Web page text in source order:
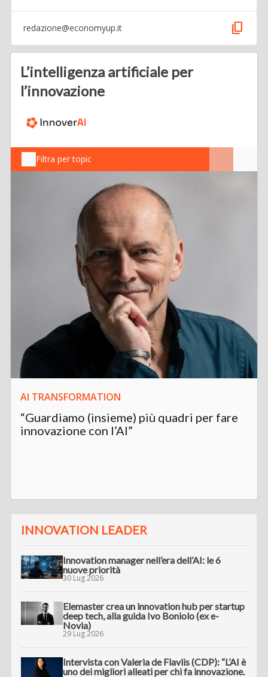
redazione@economyup.it content_copy
L’intelligenza artificiale per
l’innovazione
Filtra per topic
AI TRANSFORMATION
“Guardiamo (insieme) più quadri per fare
innovazione con l’AI”
INNOVATION LEADER
Innovation manager nell’era dell’AI: le 6
nuove priorità
30 Lug 2026
Elemaster crea un innovation hub per startup
deep tech, alla guida Ivo Boniolo (ex e-
Novia)
29 Lug 2026
Intervista con Valeria de Flaviis (CDP): “L’AI è
uno dei migliori alleati per chi fa innovazione.